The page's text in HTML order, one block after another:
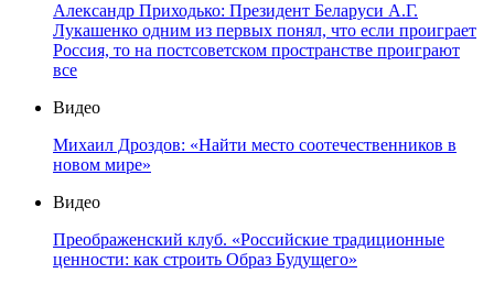
Александр Приходько: Президент Беларуси А.Г.
Лукашенко одним из первых понял, что если проиграет
Россия, то на постсоветском пространстве проиграют
все
Видео
Михаил Дроздов: «Найти место соотечественников в
новом мире»
Видео
Преображенский клуб. «Российские традиционные
ценности: как строить Образ Будущего»